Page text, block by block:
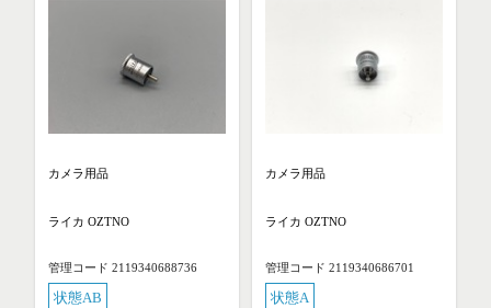
カメラ用品
ライカ OZTNO
管理コード 2119340688736
状態AB
カメラ用品
ライカ OZTNO
管理コード 2119340686701
状態A